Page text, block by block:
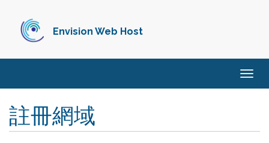
Envision Web Host
切
換
註冊網域